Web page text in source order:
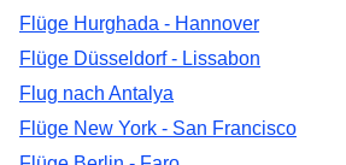
Flüge Hurghada - Hannover
Flüge Düsseldorf - Lissabon
Flug nach Antalya
Flüge New York - San Francisco